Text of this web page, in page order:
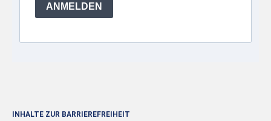
ANMELDEN
INHALTE ZUR BARRIEREFREIHEIT